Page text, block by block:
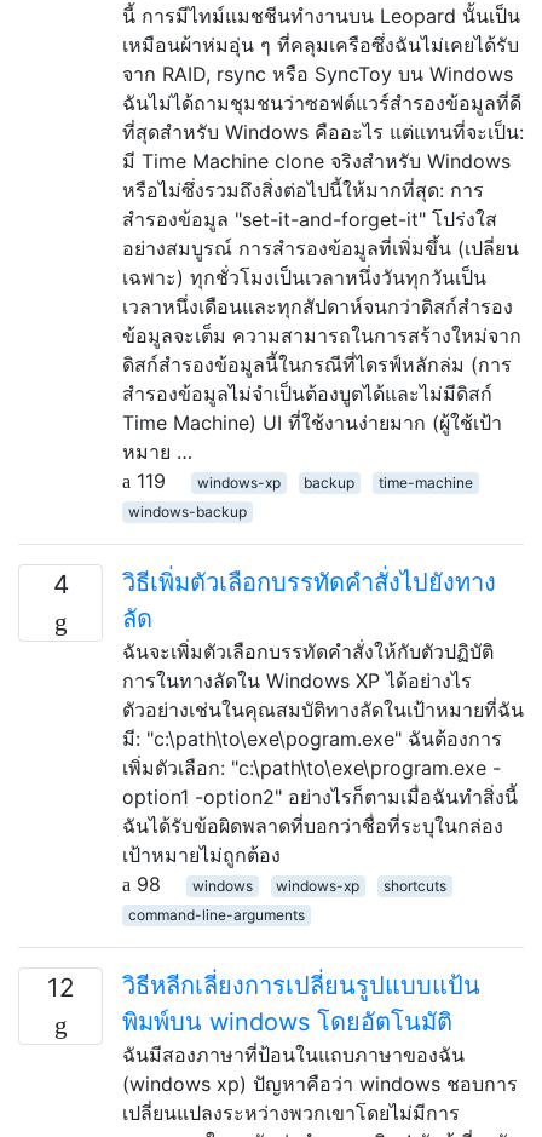
นี้ การมีไทม์แมชชีนทำงานบน Leopard นั้นเป็น
เหมือนผ้าห่มอุ่น ๆ ที่คลุมเครือซึ่งฉันไม่เคยได้รับ
จาก RAID, rsync หรือ SyncToy บน Windows
ฉันไม่ได้ถามชุมชนว่าซอฟต์แวร์สำรองข้อมูลที่ดี
ที่สุดสำหรับ Windows คืออะไร แต่แทนที่จะเป็น:
มี Time Machine clone จริงสำหรับ Windows
หรือไม่ซึ่งรวมถึงสิ่งต่อไปนี้ให้มากที่สุด: การ
สำรองข้อมูล "set-it-and-forget-it" โปร่งใส
อย่างสมบูรณ์ การสำรองข้อมูลที่เพิ่มขึ้น (เปลี่ยน
เฉพาะ) ทุกชั่วโมงเป็นเวลาหนึ่งวันทุกวันเป็น
เวลาหนึ่งเดือนและทุกสัปดาห์จนกว่าดิสก์สำรอง
ข้อมูลจะเต็ม ความสามารถในการสร้างใหม่จาก
ดิสก์สำรองข้อมูลนี้ในกรณีที่ไดรฟ์หลักล่ม (การ
สำรองข้อมูลไม่จำเป็นต้องบูตได้และไม่มีดิสก์
Time Machine) UI ที่ใช้งานง่ายมาก (ผู้ใช้เป้า
หมาย …
119
windows-xp backup
time-machine
windows-backup
4
วิธีเพิ่มตัวเลือกบรรทัดคำสั่งไปยังทาง
ลัด
ฉันจะเพิ่มตัวเลือกบรรทัดคำสั่งให้กับตัวปฏิบัติ
การในทางลัดใน Windows XP ได้อย่างไร
ตัวอย่างเช่นในคุณสมบัติทางลัดในเป้าหมายที่ฉัน
มี: "c:\path\to\exe\pogram.exe" ฉันต้องการ
เพิ่มตัวเลือก: "c:\path\to\exe\program.exe -
option1 -option2" อย่างไรก็ตามเมื่อฉันทำสิ่งนี้
ฉันได้รับข้อผิดพลาดที่บอกว่าชื่อที่ระบุในกล่อง
เป้าหมายไม่ถูกต้อง
98
windows windows-xp
shortcuts
command-line-arguments
12
วิธีหลีกเลี่ยงการเปลี่ยนรูปแบบแป้น
พิมพ์บน windows โดยอัตโนมัติ
ฉันมีสองภาษาที่ป้อนในแถบภาษาของฉัน
(windows xp) ปัญหาคือว่า windows ชอบการ
เปลี่ยนแปลงระหว่างพวกเขาโดยไม่มีการ